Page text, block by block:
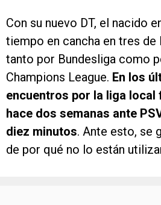
Con su nuevo DT, el nacido
tiempo en cancha en tres
tanto por Bundesliga como
Champions League. En los
encuentros por la liga local
hace dos semanas ante
diez minutos. Ante esto, se
de por qué no lo están